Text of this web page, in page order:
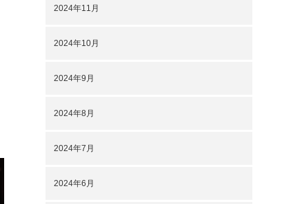
2024年11月
2024年10月
2024年9月
2024年8月
2024年7月
2024年6月